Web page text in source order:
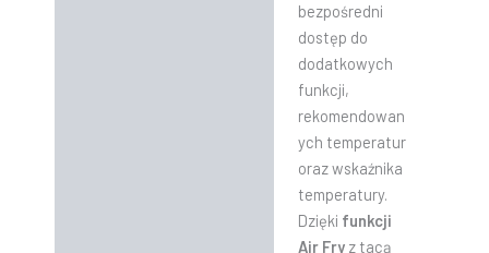
bezpośredni
dostęp do
dodatkowych
funkcji,
rekomendowan
ych temperatur
oraz wskaźnika
temperatury.
Dzięki funkcji
Air Fryz tacą